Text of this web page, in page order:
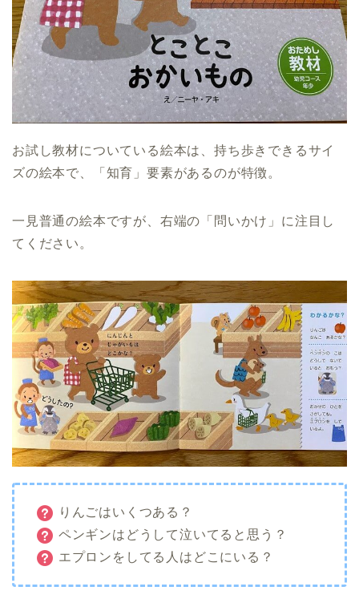
お試し教材についている絵本は、持ち歩きできるサイ
ズの絵本で、「知育」要素があるのが特徴。
一見普通の絵本ですが、右端の「問いかけ」に注目し
てください。
りんごはいくつある？
ペンギンはどうして泣いてると思う？
エプロンをしてる人はどこにいる？